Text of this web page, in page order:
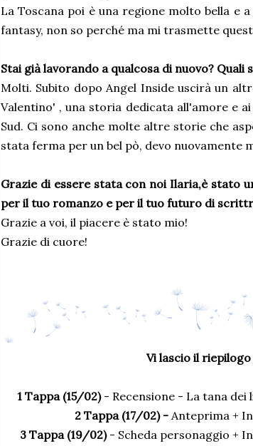
La Toscana poi è una regione molto bella e
fantasy, non so perché ma mi trasmette
Stai già lavorando a qualcosa di nuovo?
Molti. Subito dopo Angel Inside uscirà un
Valentino' , una storia dedicata all'amore e
Sud. Ci sono anche molte altre storie che
stata ferma per un bel pò, devo nuovamente
Grazie di essere stata con noi Ilaria,è stato
per il tuo romanzo e per il tuo futuro di
Grazie a voi, il piacere è stato mio!
Grazie di cuore!
Vi lascio il
1 Tappa (15/02) - Recensione - La tana
2 Tappa (17/02) - Anteprima +
3 Tappa (19/02) - Scheda personaggio +